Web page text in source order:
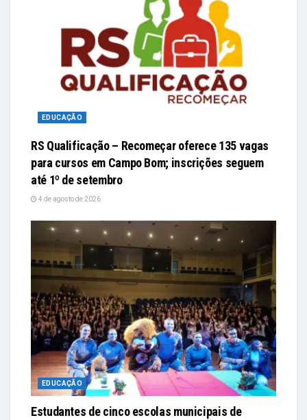
EDUCAÇÃO
RS Qualificação – Recomeçar oferece 135 vagas
para cursos em Campo Bom; inscrições seguem
até 1º de setembro
4 de agosto de 2026
EDUCAÇÃO
Estudantes de cinco escolas municipais de